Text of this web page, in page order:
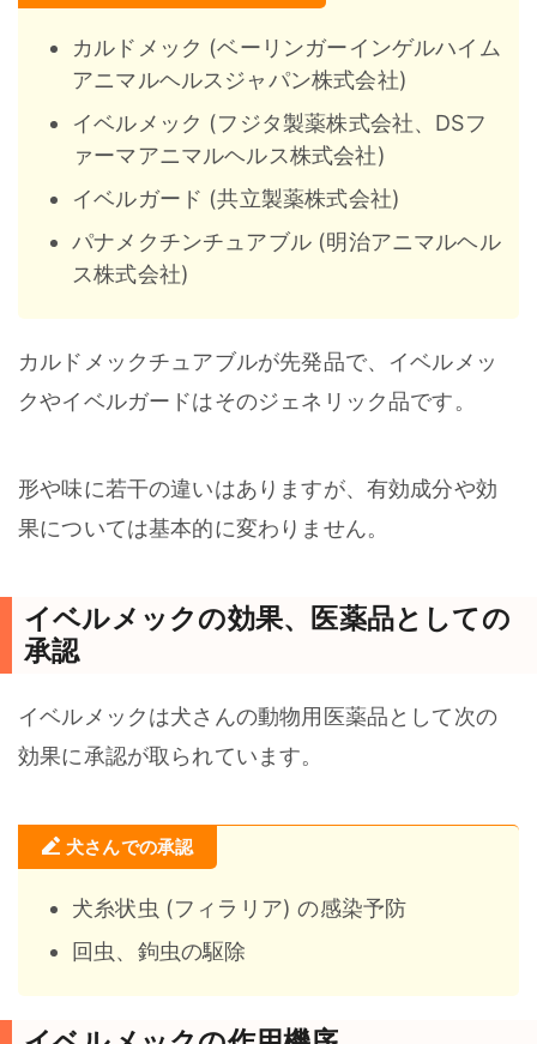
カルドメック (ベーリンガーインゲルハイム
アニマルヘルスジャパン株式会社)
イベルメック (フジタ製薬株式会社、DSフ
ァーマアニマルヘルス株式会社)
イベルガード (共立製薬株式会社)
パナメクチンチュアブル (明治アニマルヘル
ス株式会社)
カルドメックチュアブルが先発品で、イベルメッ
クやイベルガードはそのジェネリック品です。
形や味に若干の違いはありますが、有効成分や効
果については基本的に変わりません。
イベルメックの効果、医薬品としての
承認
イベルメックは犬さんの動物用医薬品として次の
効果に承認が取られています。
犬さんでの承認
犬糸状虫 (フィラリア) の感染予防
回虫、鉤虫の駆除